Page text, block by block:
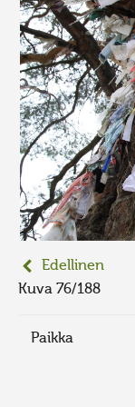
Edellinen
Kuva 76/188
Paikka